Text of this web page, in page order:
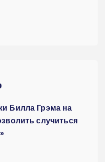
Билла Грэма на
случиться